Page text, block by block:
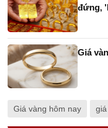
đứng,
Giá
Giá vàng hôm nay